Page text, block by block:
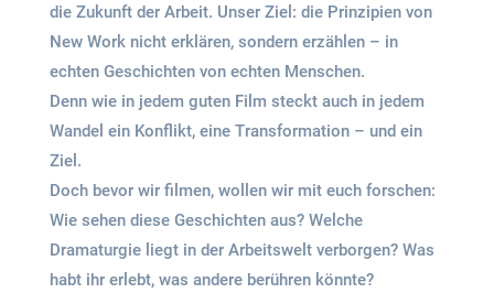
die Zukunft der Arbeit. Unser Ziel: die Prinzipien von
New Work nicht erklären, sondern erzählen – in
echten Geschichten von echten Menschen.
Denn wie in jedem guten Film steckt auch in jedem
Wandel ein Konflikt, eine Transformation – und ein
Ziel.
Doch bevor wir filmen, wollen wir mit euch forschen:
Wie sehen diese Geschichten aus? Welche
Dramaturgie liegt in der Arbeitswelt verborgen? Was
habt ihr erlebt, was andere berühren könnte?